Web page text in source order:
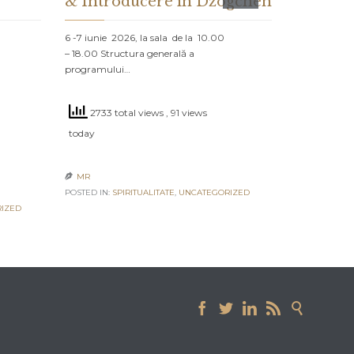
6 -7 iunie 2026, la sala de la 10.00
– 18.00 Structura generală a
programului…
2733 total views , 91 views
today
 MR
POSTED IN: SPIRITUALITATE, UNCATEGORIZED
    